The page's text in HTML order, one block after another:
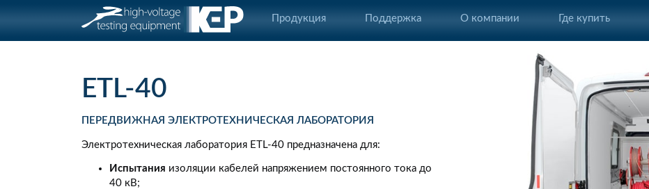
Продукция Поддержка О компании Где купить
ETL-40
ПЕРЕДВИЖНАЯ ЭЛЕКТРОТЕХНИЧЕСКАЯ ЛАБОРАТОРИЯ
Электротехническая лаборатория ETL-40 предназначена для:
Испытания изоляции кабелей напряжением постоянного тока до
40 кВ;